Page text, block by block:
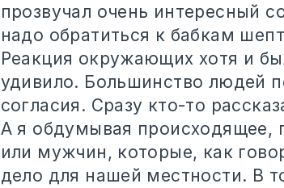
прозвучал очень интересный
надо обратиться к бабкам
Реакция окружающих хотя и
удивило. Большинство людей
согласия. Сразу кто-то
А я обдумывая происходящее,
или мужчин, которые, как
дело для нашей местности. В